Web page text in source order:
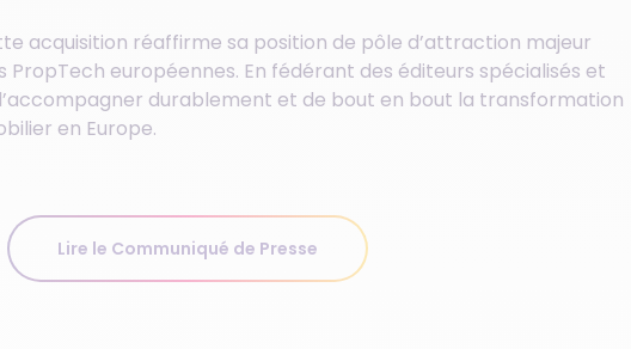
acquisition réaffirme sa position de pôle d’attraction majeur
PropTech européennes. En fédérant des éditeurs spécialisés et
durablement et de bout en bout la transformation
en Europe.
Lire le Communiqué de Presse